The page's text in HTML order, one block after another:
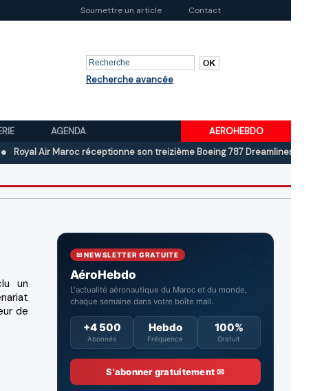
Soumettre un article Contact
Recherche avancée
AGENDA
AEROHEBDO
Air Maroc réceptionne son treizième Boeing 787 Dreamliner
Boeing
un
de
✉ NEWSLETTER GRATUITE
AéroHebdo
L'actualité aéronautique du Maroc et du monde,
chaque semaine dans votre boîte mail.
+4 500
Abonnés
Hebdo
Fréquence
100%
Gratuit
S'abonner gratuitement ✉